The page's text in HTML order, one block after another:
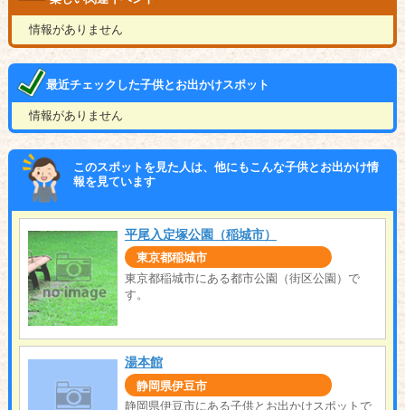
情報がありません
最近チェックした子供とお出かけスポット
情報がありません
このスポットを見た人は、他にもこんな子供とお出かけ情
報を見ています
平尾入定塚公園（稲城市）
東京都稲城市
東京都稲城市にある都市公園（街区公園）で
す。
湯本館
静岡県伊豆市
静岡県伊豆市にある子供とお出かけスポットで